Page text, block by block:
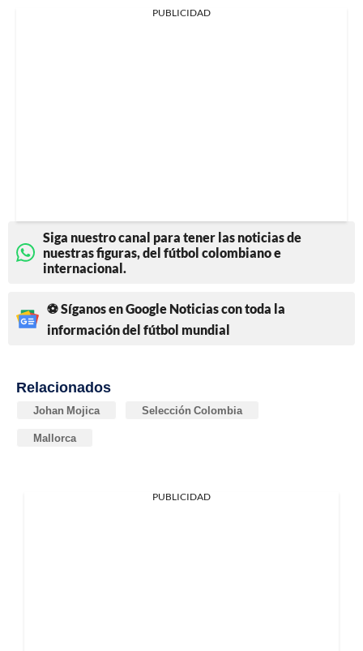
PUBLICIDAD
Siga nuestro canal para tener las noticias de
nuestras figuras, del fútbol colombiano e
internacional.
⚽ Síganos en Google Noticias con toda la
información del fútbol mundial
Relacionados
Johan Mojica Selección Colombia
Mallorca
PUBLICIDAD